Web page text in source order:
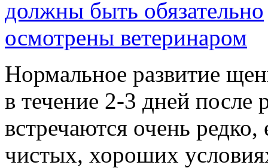
Нормальное развитие
в течение 2-3 дней
встречаются очень
чистых, хороших